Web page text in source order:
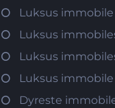
Luksus
Luksus
Luksus
Luksus
Dyreste